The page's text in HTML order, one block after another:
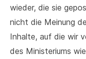
wieder, die sie
nicht die Meinung
Inhalte, auf die wir
des Ministeriums